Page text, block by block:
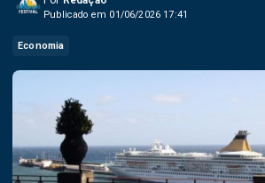
Publicado em 01/06/2026 17:41
Economia